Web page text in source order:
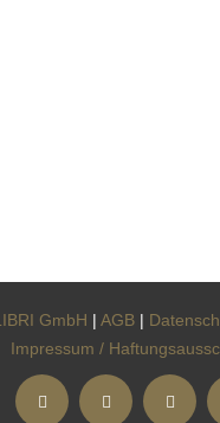
GmbH | AGB |
Impressum /